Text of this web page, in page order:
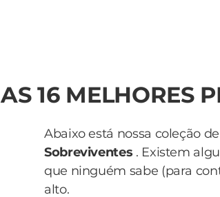
AS 16 MELHORES
Abaixo está nossa coleção
Sobreviventes . Existem
que ninguém sabe (para
alto.